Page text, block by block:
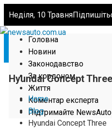
Неділя, 10 Травня
Головна
Новини
Законодавство
За кордоном
Життя
Коментар експерта
Підтримайте NewsAuto
Hyundai Concept Three
Home
Blog
Hyundai Concept Three